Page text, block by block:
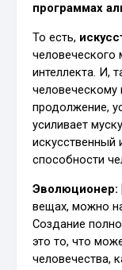
программах
То есть,
человеческого
интеллекта. И,
человеческому
продолжение,
усиливает
искусственный
способности
Эволюционер:
вещах, можно
Создание
это то, что
человечества,